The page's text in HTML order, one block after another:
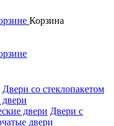
Корзина
Двери со стеклопакетом
двери Двери с
двери